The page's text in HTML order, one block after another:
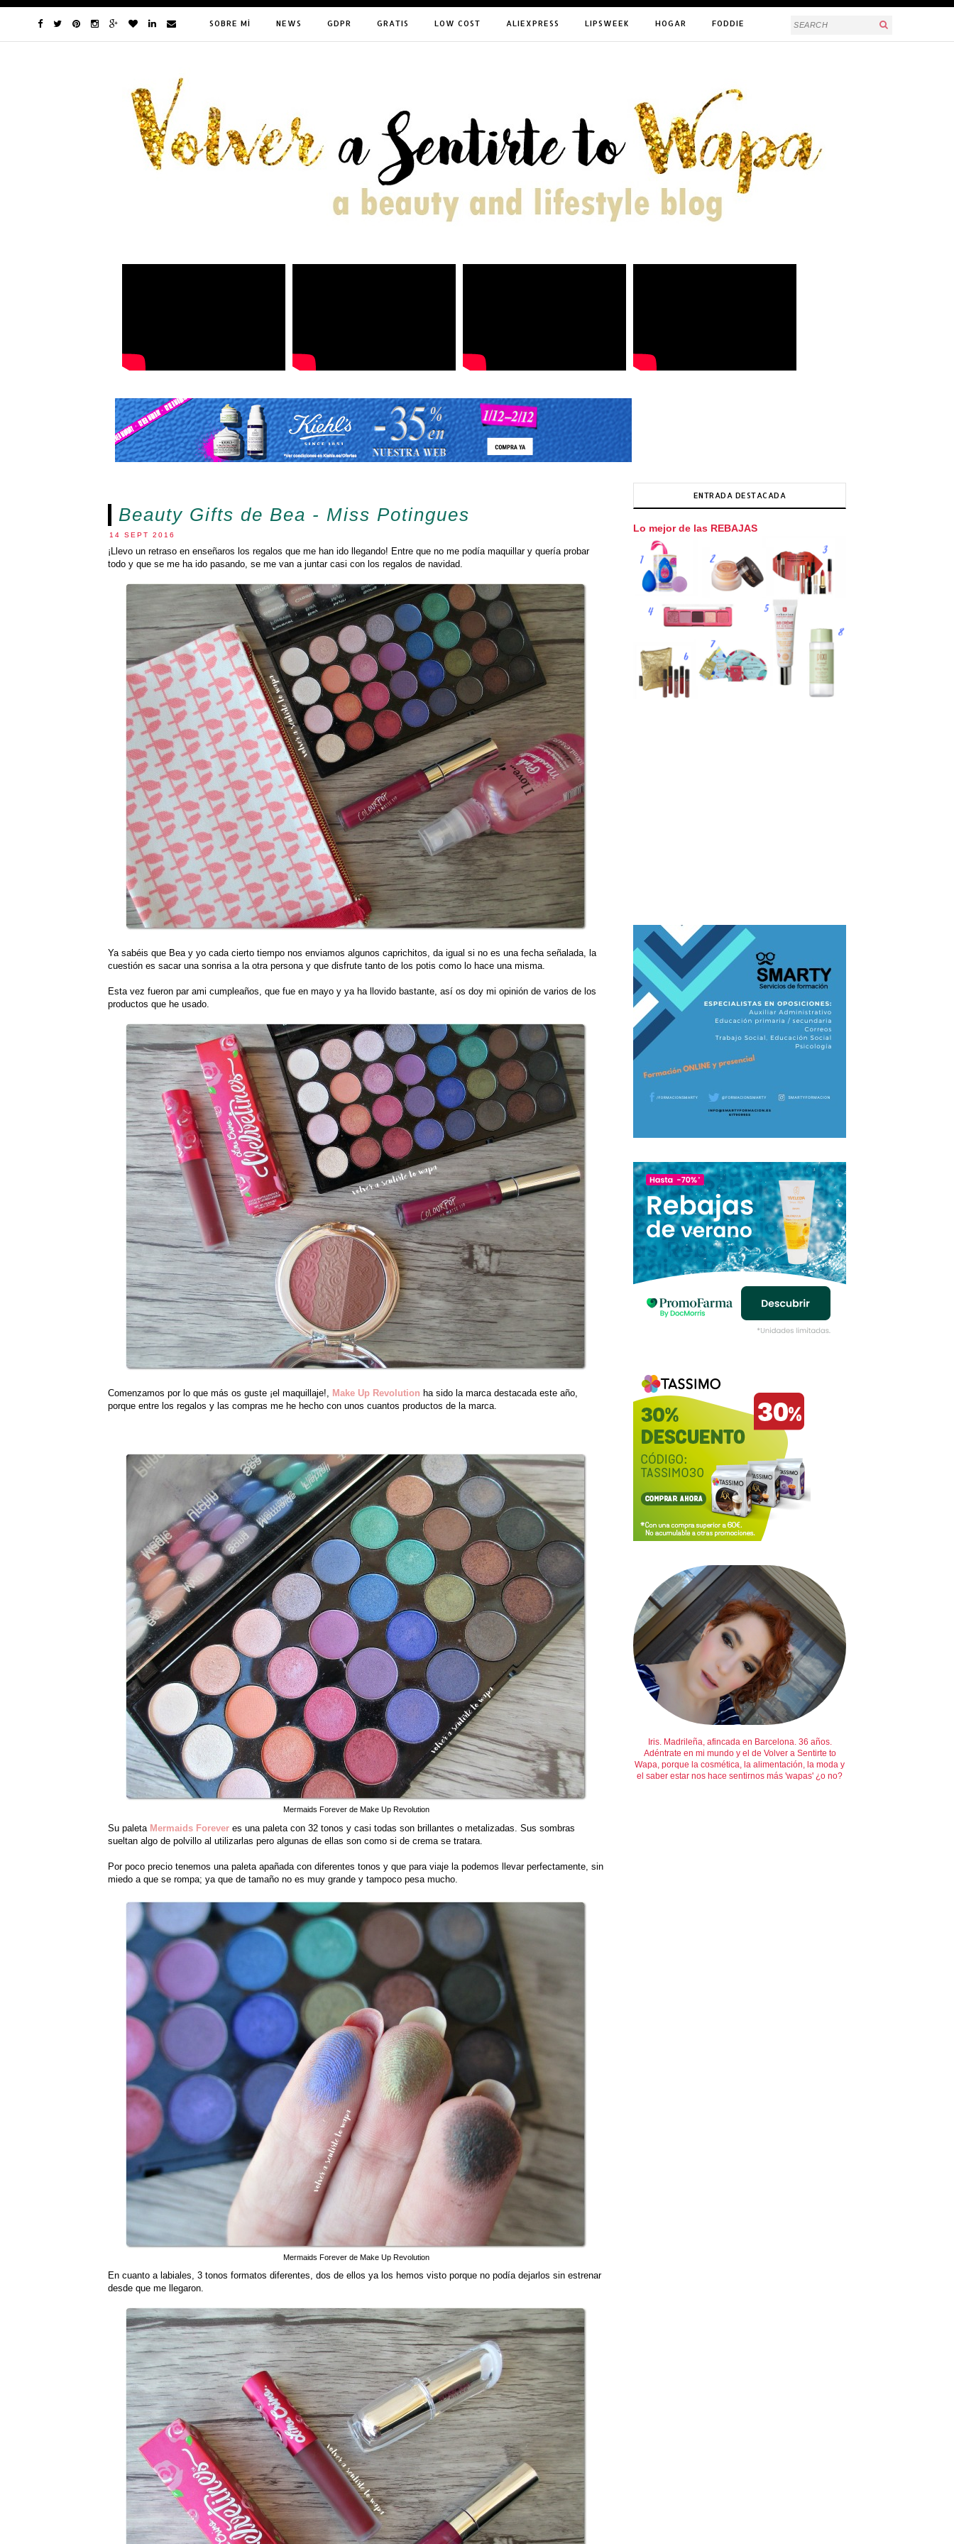
SOBRE MÍ NEWS GDPR GRATIS LOW COST ALIEXPRESS LIPSWEEK HOGAR FODDIE
Beauty Gifts de Bea - Miss Potingues
14 SEPT 2016
¡Llevo un retraso en enseñaros los regalos que me han ido llegando! Entre que no me podía maquillar y quería probar
todo y que se me ha ido pasando, se me van a juntar casi con los regalos de navidad.
Ya sabéis que Bea y yo cada cierto tiempo nos enviamos algunos caprichitos, da igual si no es una fecha señalada, la
cuestión es sacar una sonrisa a la otra persona y que disfrute tanto de los potis como lo hace una misma.
Esta vez fueron par ami cumpleaños, que fue en mayo y ya ha llovido bastante, así os doy mi opinión de varios de los
productos que he usado.
Comenzamos por lo que más os guste ¡el maquillaje!, Make Up Revolution ha sido la marca destacada este año,
porque entre los regalos y las compras me he hecho con unos cuantos productos de la marca.
Mermaids Forever de Make Up Revolution
Su paleta Mermaids Forever es una paleta con 32 tonos y casi todas son brillantes o metalizadas. Sus sombras
sueltan algo de polvillo al utilizarlas pero algunas de ellas son como si de crema se tratara.
Por poco precio tenemos una paleta apañada con diferentes tonos y que para viaje la podemos llevar perfectamente, sin
miedo a que se rompa; ya que de tamaño no es muy grande y tampoco pesa mucho.
Mermaids Forever de Make Up Revolution
En cuanto a labiales, 3 tonos formatos diferentes, dos de ellos ya los hemos visto porque no podía dejarlos sin estrenar
desde que me llegaron.
ENTRADA DESTACADA
Lo mejor de las REBAJAS
Iris. Madrileña, afincada en Barcelona. 36 años.
Adéntrate en mi mundo y el de Volver a Sentirte to
Wapa, porque la cosmética, la alimentación, la moda y
el saber estar nos hace sentirnos más 'wapas' ¿o no?